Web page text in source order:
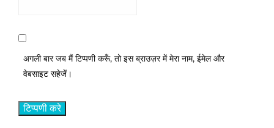
अगली बार जब मैं टिप्पणी करूँ, तो इस ब्राउज़र में मेरा नाम, ईमेल और
वेबसाइट सहेजें।